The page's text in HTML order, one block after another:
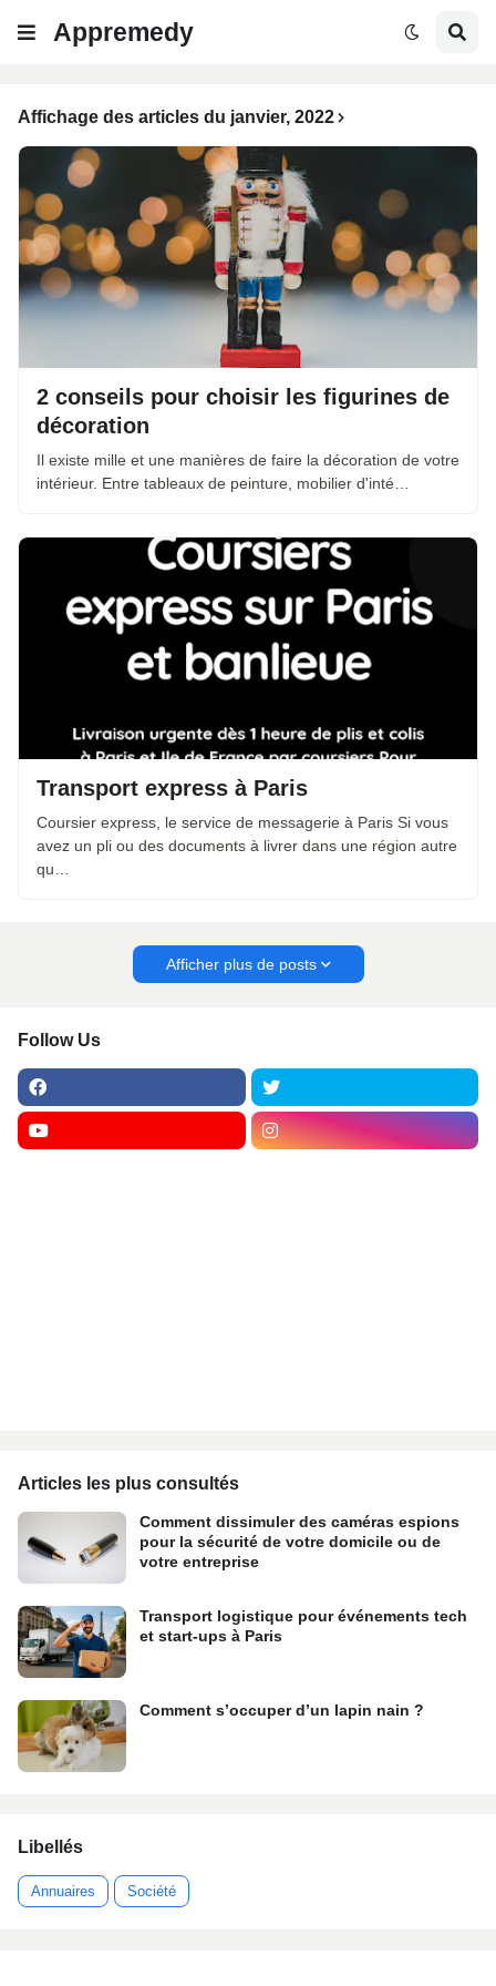
Appremedy
Affichage des articles du janvier, 2022
2 conseils pour choisir les figurines de
décoration
Il existe mille et une manières de faire la décoration de votre
intérieur. Entre tableaux de peinture, mobilier d'inté…
Transport express à Paris
Coursier express, le service de messagerie à Paris Si vous
avez un pli ou des documents à livrer dans une région autre
qu…
Afficher plus de posts
Follow Us
Articles les plus consultés
Comment dissimuler des caméras espions
pour la sécurité de votre domicile ou de
votre entreprise
Transport logistique pour événements tech
et start-ups à Paris
Comment s’occuper d’un lapin nain ?
Libellés
Annuaires Société